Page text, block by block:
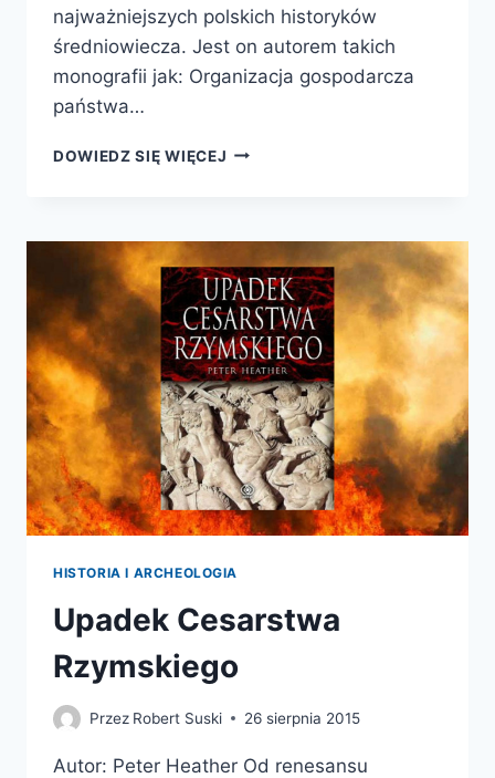
najważniejszych polskich historyków
średniowiecza. Jest on autorem takich
monografii jak: Organizacja gospodarcza
państwa…
DOWIEDZ SIĘ WIĘCEJ ZAJEŹDZIMY
POOBIJANEGO
JEŹDŹCA
HISTORIA I ARCHEOLOGIA
Upadek Cesarstwa
Rzymskiego
Przez Robert Suski 26 sierpnia 2015
Autor: Peter Heather Od renesansu